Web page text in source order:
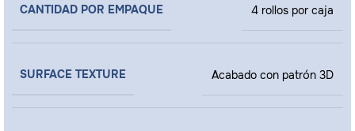
CANTIDAD POR EMPAQUE 4 rollos por caja
SURFACE TEXTURE Acabado con patrón 3D